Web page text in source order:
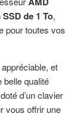
SSD de 1 To,
pour toutes vos
et
belle qualité
d’un clavier
vous offrir une